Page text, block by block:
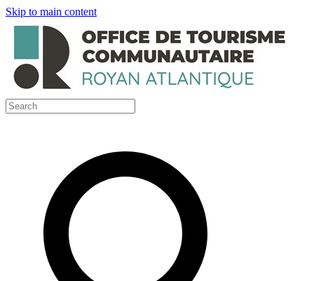
Skip to main content